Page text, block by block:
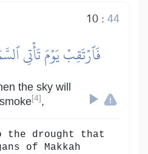
10:44
فَٱرۡتَقِبۡ يَوۡمَ تَأۡتِي
the sky will
[4] ,
the drought that
of Makkah